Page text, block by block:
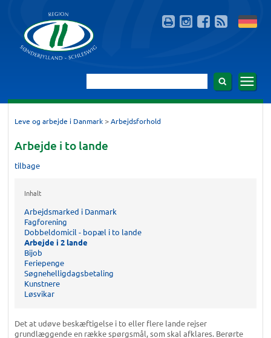
Leve og arbejde i Danmark > Arbejdsforhold
Arbejde i to lande
tilbage
Inhalt
Arbejdsmarked i Danmark
Fagforening
Dobbeldomicil - bopæl i to lande
Arbejde i 2 lande
Bijob
Feriepenge
Søgnehelligdagsbetaling
Kunstnere
Løsvikar
Det at udøve beskæftigelse i to eller flere lande rejser
grundlæggende en række spørgsmål, som skal afklares. Berørte